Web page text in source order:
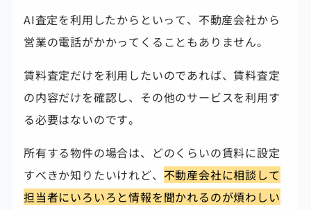
AI査定を利用したからといって、不動産会社から
営業の電話がかかってくることもありません。
賃料査定だけを利用したいのであれば、賃料査定
の内容だけを確認し、その他のサービスを利用す
る必要はないのです。
所有する物件の場合は、どのくらいの賃料に設定
すべきか知りたいけれど、 不動産会社に相談して
担当者にいろいろと情報を聞かれるのが煩わしい